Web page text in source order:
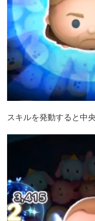
スキルを発動すると中